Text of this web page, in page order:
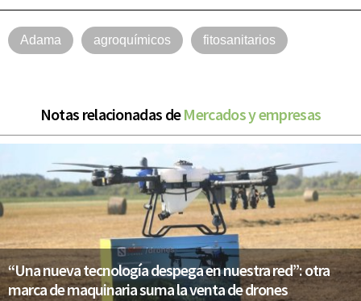
Adama agroquímicos fitosanitarios
Notas relacionadas deMercados y empresas
“Una nueva tecnología despega en nuestra red”: otra
marca de maquinaria suma la venta de drones